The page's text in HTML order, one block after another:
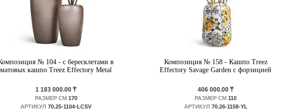
№ 104 - с бересклетами в
матовых кашпо Treez Effectory Metal
1 183 000.00 ₸
РАЗМЕР СМ170
АРТИКУЛ 70.25-1104-LСSV
Композиция № 158 - Кашпо Treez
Effectory Savage Garden с форзицией
406 000.00 ₸
РАЗМЕР СМ 110
АРТИКУЛ 70.26-1158-YL